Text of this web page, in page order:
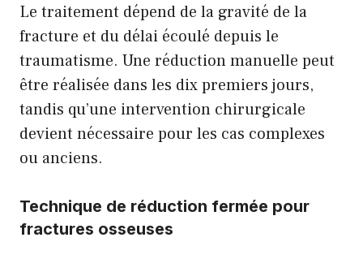
Le traitement dépend de la gravité de la
fracture et du délai écoulé depuis le
traumatisme. Une réduction manuelle peut
être réalisée dans les dix premiers jours,
tandis qu’une intervention chirurgicale
devient nécessaire pour les cas complexes
ou anciens.
Technique de réduction fermée pour
fractures osseuses